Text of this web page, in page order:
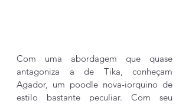
Com uma abordagem que quase
antagoniza a de Tika, conheçam
Agador, um poodle nova-iorquino de
estilo bastante peculiar. Com seu